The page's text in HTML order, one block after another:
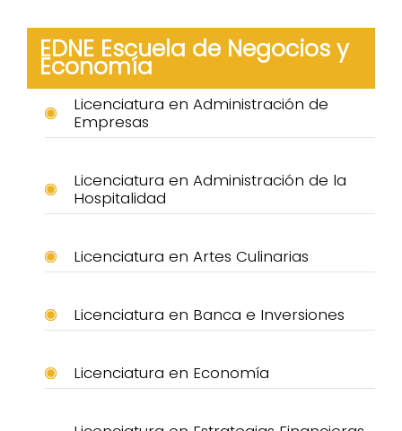
EDNE Escuela de Negocios y
Economía
Licenciatura en Administración de
Empresas
Licenciatura en Administración de la
Hospitalidad
Licenciatura en Artes Culinarias
Licenciatura en Banca e Inversiones
Licenciatura en Economía